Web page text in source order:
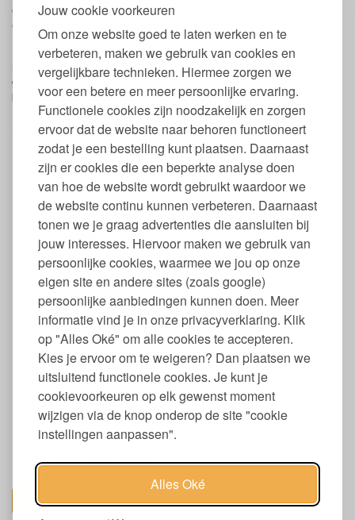
Jouw cookie voorkeuren
Om onze website goed te laten werken en te
verbeteren, maken we gebruik van cookies en
vergelijkbare technieken. Hiermee zorgen we
voor een betere en meer persoonlijke ervaring.
Functionele cookies zijn noodzakelijk en zorgen
ervoor dat de website naar behoren functioneert
zodat je een bestelling kunt plaatsen. Daarnaast
zijn er cookies die een beperkte analyse doen
van hoe de website wordt gebruikt waardoor we
de website continu kunnen verbeteren. Daarnaast
tonen we je graag advertenties die aansluiten bij
jouw interesses. Hiervoor maken we gebruik van
persoonlijke cookies, waarmee we jou op onze
eigen site en andere sites (zoals google)
persoonlijke aanbiedingen kunnen doen. Meer
informatie vind je in onze privacyverklaring. Klik
op "Alles Oké" om alle cookies te accepteren.
Kies je ervoor om te weigeren? Dan plaatsen we
uitsluitend functionele cookies. Je kunt je
cookievoorkeuren op elk gewenst moment
wijzigen via de knop onderop de site "cookie
instellingen aanpassen".
Alles Oké
en conserveermiddelen. De schmink is zacht voor de huid en
COSMOS ORGANIC gecertificeerd.
De kleuren rood, zilver, goud, groen, blauw en paars bevatten
mica. Wij hebben bij het merk gecheckt dat deze grondstof
gewonnen is op een ethische, verantwoorde manier zonder
kinderarbeid.
Eigenschappen kinderschmink Namaki
Set met 6 kleuren schmink voor kinderen
100% Natuurlijke minerale pigmenten
Op waterbasis
Makkelijk aan te brengen en te verwijderen
Geschikt voor kinderen vanaf 3 jaar (i.v.m. kleine
onderdelen)
Gemaakt in Italië
Geschikt voor het schminken tot 50 gezichten
Afmeting doos: 13 x 15 x 0,6 cm.
Gewicht: 6 x 2,5 gr.
Na openen tot 12 maanden houdbaar
COSMOS gecertificeerd
Verkrijgbaar in 5 sets met 6 verschillende kleuren
Inhoud doos met kinderschmink op
natuurlijke basis
1 Palet met 6 verschillende kleuren schmink
1 Kwastje
Instructieboekje met 5 voorbeelden
toon alles